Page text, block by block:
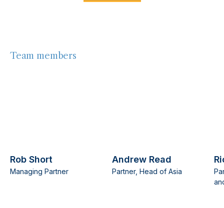
Team members
Rob Short
Managing Partner
Andrew Read
Partner, Head of Asia